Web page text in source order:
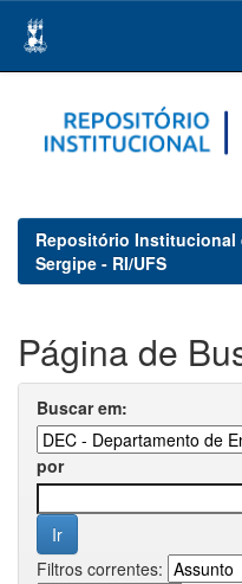
navigation
Repositório Institucional
Sergipe - RI/UFS
Página de
Buscar em:
por
Filtros correntes: